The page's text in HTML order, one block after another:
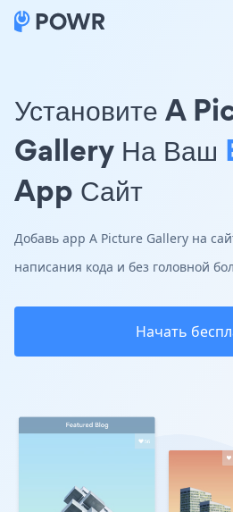
Установите A
Gallery На Ваш
App Сайт
Добавь app A Picture Gallery на
написания кода и без головной
Начать